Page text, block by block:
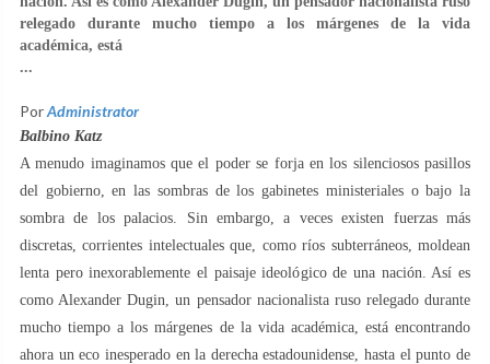
relegado durante mucho tiempo a los márgenes de la vida
académica, está
...
PorAdministrator
Balbino Katz
A menudo imaginamos que el poder se forja en los silenciosos pasillos
del gobierno, en las sombras de los gabinetes ministeriales o bajo la
sombra de los palacios. Sin embargo, a veces existen fuerzas más
discretas, corrientes intelectuales que, como ríos subterráneos, moldean
lenta pero inexorablemente el paisaje ideológico de una nación. Así es
como Alexander Dugin, un pensador nacionalista ruso relegado durante
mucho tiempo a los márgenes de la vida académica, está encontrando
ahora un eco inesperado en la derecha estadounidense, hasta el punto de